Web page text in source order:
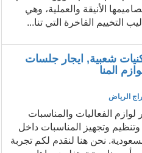
الأنيقة والعملية، وهي
التخييم الفاخرة التي تنا...
شعبية, ايجار جلسات
المنا
الرياض
لوازم الفعاليات والمناسبات
وتجهيز المناسبات داخل
نحن هنا لنقدم لكم تجربة